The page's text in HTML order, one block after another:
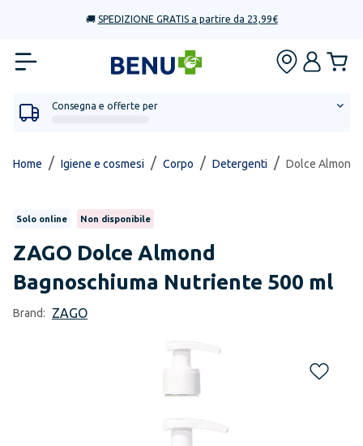
🚚 SPEDIZIONE GRATIS a partire da 23,99€
Consegna e offerte per
Home / Igiene e cosmesi / Corpo / Detergenti / Dolce Almond
Solo online Non disponibile
ZAGO Dolce Almond
Bagnoschiuma Nutriente 500 ml
Brand: ZAGO